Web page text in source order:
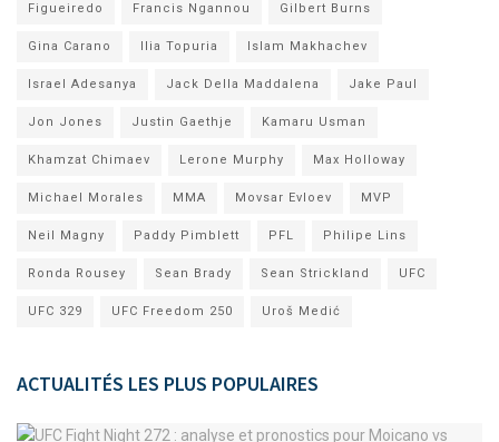
Figueiredo Francis Ngannou Gilbert Burns
Gina Carano Ilia Topuria Islam Makhachev
Israel Adesanya Jack Della Maddalena Jake Paul
Jon Jones Justin Gaethje Kamaru Usman
Khamzat Chimaev Lerone Murphy Max Holloway
Michael Morales MMA Movsar Evloev MVP
Neil Magny Paddy Pimblett PFL Philipe Lins
Ronda Rousey Sean Brady Sean Strickland UFC
UFC 329 UFC Freedom 250 Uroš Medić
ACTUALITÉS LES PLUS POPULAIRES